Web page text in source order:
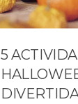
5